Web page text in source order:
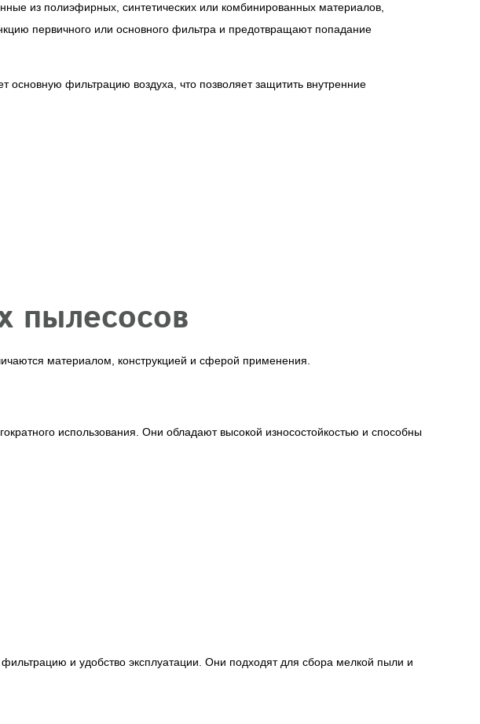
из полиэфирных, синтетических или комбинированных материалов,
первичного или основного фильтра и предотвращают попадание
фильтрацию воздуха, что позволяет защитить внутренние
материалом, конструкцией и сферой применения.
использования. Они обладают высокой износостойкостью и способны
и удобство эксплуатации. Они подходят для сбора мелкой пыли и